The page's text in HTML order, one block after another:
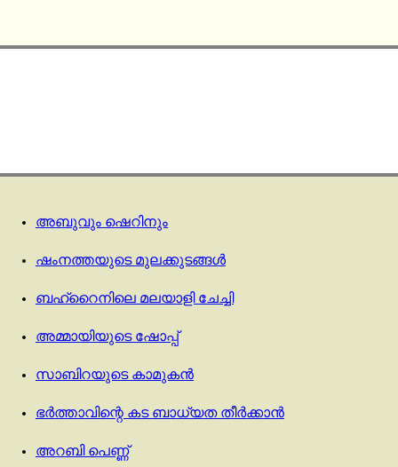
അബുവും ഷെറിനും
ഷംനത്തയുടെ മുലക്കുടങ്ങൾ
ബഹ്‌റൈനിലെ മലയാളി ചേച്ചി
അമ്മായിയുടെ ഷോപ്പ്
സാബിറയുടെ കാമുകൻ
ഭർത്താവിന്റെ കട ബാധ്യത തീർക്കാൻ
അറബി പെണ്ണ്